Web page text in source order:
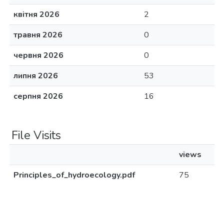
квітня 2026
2
травня 2026
0
червня 2026
0
липня 2026
53
серпня 2026
16
File Visits
views
Principles_of_hydroecology.pdf
75